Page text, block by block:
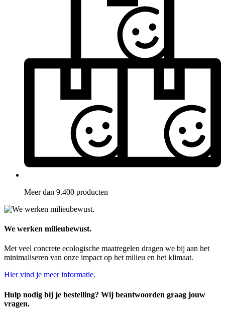
Meer dan 9.400 producten
We werken milieubewust.
Met veel concrete ecologische maatregelen dragen we bij aan het
minimaliseren van onze impact op het milieu en het klimaat.
Hier vind je meer informatie.
Hulp nodig bij je bestelling? Wij beantwoorden graag jouw
vragen.